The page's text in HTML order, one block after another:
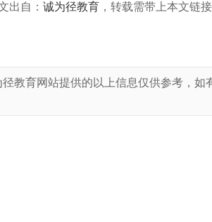
出自： 诚为径教育 ，转载需带上本文链接
教育网站提供的以上信息仅供参考，如